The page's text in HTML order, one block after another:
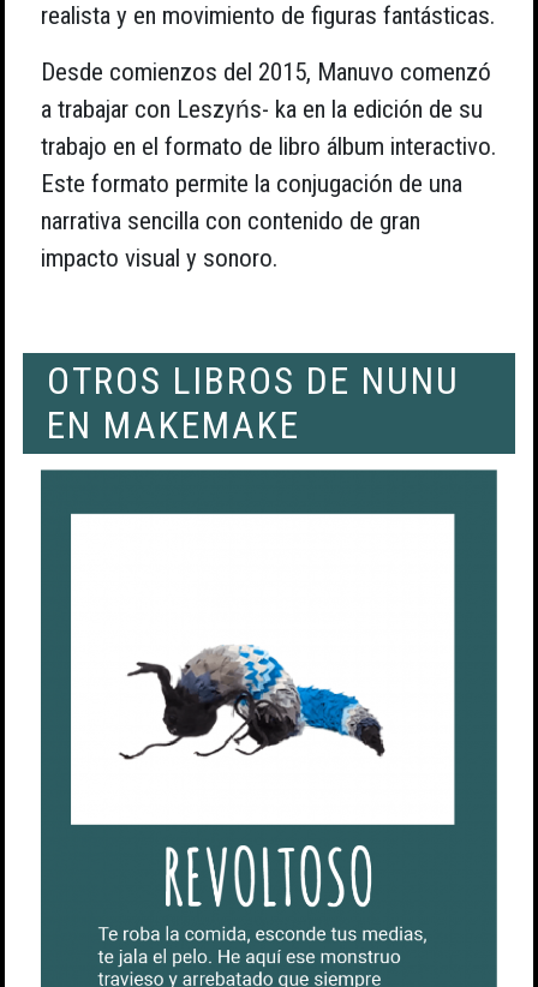
realista y en movimiento de figuras fantásticas.
Desde comienzos del 2015, Manuvo comenzó
a trabajar con Leszyńs- ka en la edición de su
trabajo en el formato de libro álbum interactivo.
Este formato permite la conjugación de una
narrativa sencilla con contenido de gran
impacto visual y sonoro.
OTROS LIBROS DE NUNU
EN MAKEMAKE